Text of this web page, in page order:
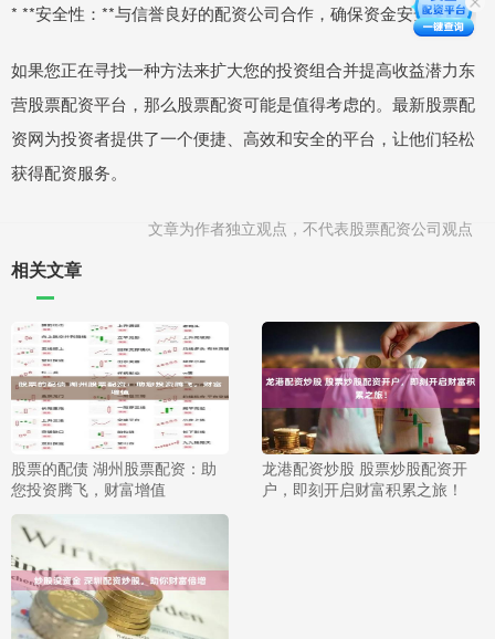
* **安全性：**与信誉良好的配资公司合作，确保资金安全。
如果您正在寻找一种方法来扩大您的投资组合并提高收益潜力东
营股票配资平台，那么股票配资可能是值得考虑的。最新股票配
资网为投资者提供了一个便捷、高效和安全的平台，让他们轻松
获得配资服务。
文章为作者独立观点，不代表股票配资公司观点
相关文章
股票的配债 湖州股票配资：助
您投资腾飞，财富增值
龙港配资炒股 股票炒股配资开
户，即刻开启财富积累之旅！